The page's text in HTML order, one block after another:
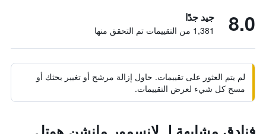
8.0 جيد جدًا
1,381 من التقييمات تم التحقق منها
لم يتم العثور على تقييمات. حاول إزالة مرشح أو تغيير بحثك أو
مسح كل شيء لعرض التقييمات.